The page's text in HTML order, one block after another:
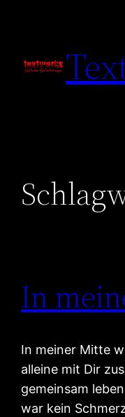
In
In meiner Mitte
alleine mit Dir
gemeinsam
war kein